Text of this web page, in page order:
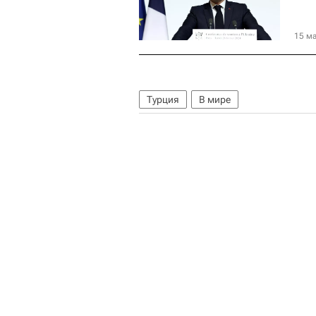
15
Турция В мире